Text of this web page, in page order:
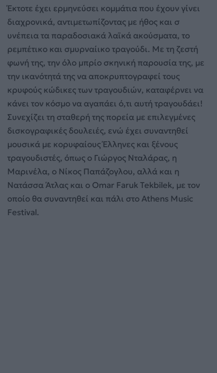
Έκτοτε έχει ερμηνεύσει κομμάτια που έχουν γίνει
διαχρονικά, αντιμετωπίζοντας με ήθος και σ
υνέπεια τα παραδοσιακά λαϊκά ακούσματα, το
ρεμπέτικο και σμυρναίικο τραγούδι. Με τη ζεστή
φωνή της, την όλο μπρίο σκηνική παρουσία της, με
την ικανότητά της να αποκρυπτογραφεί τους
κρυφούς κώδικες των τραγουδιών, καταφέρνει να
κάνει τον κόσμο να αγαπάει ό,τι αυτή τραγουδάει!
Συνεχίζει τη σταθερή της πορεία με επιλεγμένες
δισκογραφικές δουλειές, ενώ έχει συναντηθεί
μουσικά με κορυφαίους Έλληνες και ξένους
τραγουδιστές, όπως ο Γιώργος Νταλάρας, η
Μαρινέλα, ο Νίκος Παπάζογλου, αλλά και η
Νατάσσα Άτλας και ο Omar Faruk Tekbilek, με τον
οποίο θα συναντηθεί και πάλι στο Athens Music
Festival.